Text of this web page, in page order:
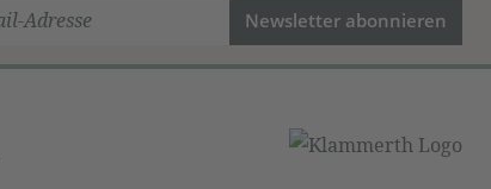
Newsletter abonnieren